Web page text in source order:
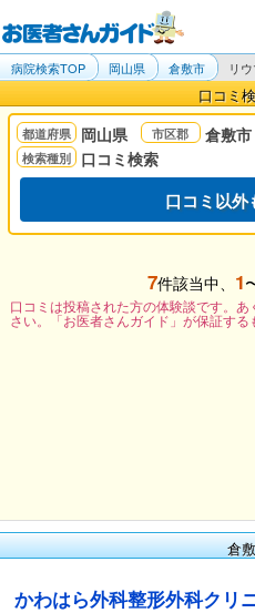
病院検索TOP 岡山県 倉敷市 リ
口コミ
岡山県 倉敷市
口コミ検索
口コミ以外
7件該当中、 1
口コミは投稿された方の体験談です。
さい。「お医者さんガイド」が保証する
倉
かわはら外科整形外科クリ